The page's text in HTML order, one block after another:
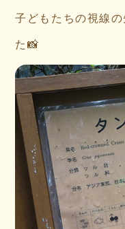
子どもたちの視線
た📸